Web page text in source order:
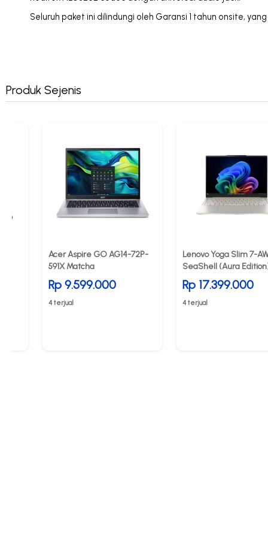
Seluruh paket ini dilindungi oleh Garansi 1 tahun onsite,
Produk Sejenis
Acer Aspire GO AG14-72P-
591X Matcha
Rp 9.599.000
4 terjual
Lenovo Yoga Slim 7-
SeaShell (Aura
Rp 17.399.000
4 terjual